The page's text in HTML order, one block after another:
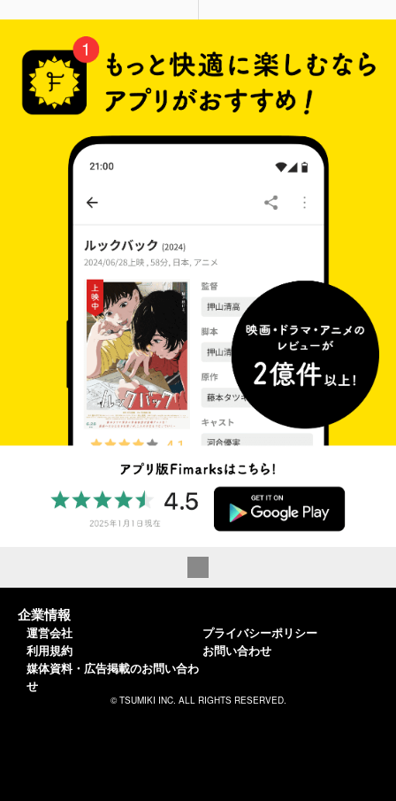
企業情報
運営会社
利用規約
媒体資料・広告掲載のお問い合わ
せ
プライバシーポリシー
お問い合わせ
© TSUMIKI INC. ALL RIGHTS RESERVED.